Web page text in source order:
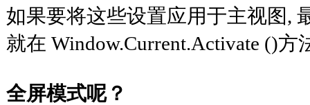
如果要将这些设置应用于主视图,
就在 Window.Current.Activate ()方
全屏模式呢？